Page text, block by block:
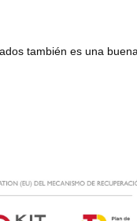
también es una